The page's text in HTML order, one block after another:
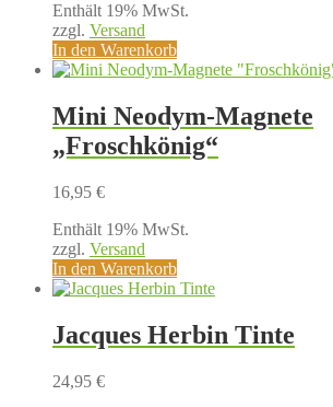
Enthält 19% MwSt.
zzgl. Versand
In den Warenkorb
Mini Neodym-Magnete
„Froschkönig“
16,95 €
Enthält 19% MwSt.
zzgl. Versand
In den Warenkorb
Jacques Herbin Tinte
24,95 €